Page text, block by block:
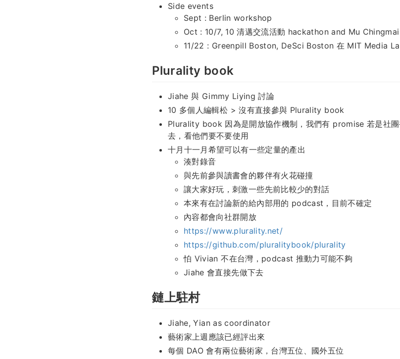
Side events
Sept : Berlin workshop
Oct : 10/7, 10 清邁交流活動 hackathon and Mu
11/22 : Greenpill Boston, DeSci Boston 在 MIT Media
Plurality book
Jiahe 與 Gimmy Liying 討論
10 多個人編輯松 > 沒有直接參與 Plurality book
Plurality book 因為是開放協作機制，我們有 promise 若是社
去，看他們要不要使用
十月十一月希望可以有一些定量的產出
湊對錄音
與先前參與讀書會的夥伴有火花碰撞
讓大家好玩，刺激一些先前比較少的對話
本來有在討論新的給內部用的 podcast，目前不確定
內容都會向社群開放
https://www.plurality.net/
https://github.com/pluralitybook/plurality
怕 Vivian 不在台灣，podcast 推動力可能不夠
Jiahe 會直接先做下去
鏈上駐村
Jiahe, Yian as coordinator
藝術家上週應該已經評出來
每個 DAO 會有兩位藝術家，台灣五位、國外五位